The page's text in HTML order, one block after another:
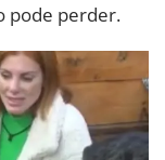
pode perder.